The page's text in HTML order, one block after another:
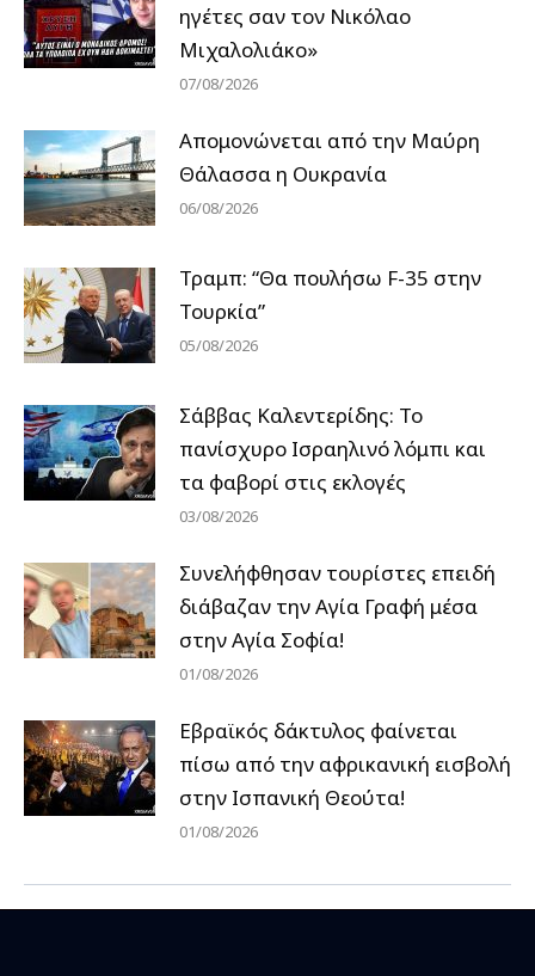
ηγέτες σαν τον Νικόλαο
Μιχαλολιάκο»
07/08/2026
Απομονώνεται από την Μαύρη
Θάλασσα η Ουκρανία
06/08/2026
Τραμπ: “Θα πουλήσω F-35 στην
Τουρκία”
05/08/2026
Σάββας Καλεντερίδης: Το
πανίσχυρο Ισραηλινό λόμπι και
τα φαβορί στις εκλογές
03/08/2026
Συνελήφθησαν τουρίστες επειδή
διάβαζαν την Αγία Γραφή μέσα
στην Αγία Σοφία!
01/08/2026
Εβραϊκός δάκτυλος φαίνεται
πίσω από την αφρικανική εισβολή
στην Ισπανική Θεούτα!
01/08/2026